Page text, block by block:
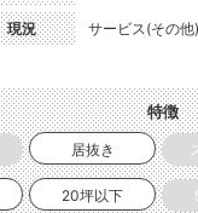
現況 サービス(その他)
特徴
居抜き
20坪以下